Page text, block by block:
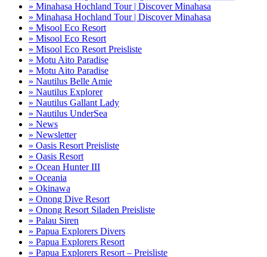
» Minahasa Hochland Tour | Discover Minahasa
» Minahasa Hochland Tour | Discover Minahasa
» Misool Eco Resort
» Misool Eco Resort
» Misool Eco Resort Preisliste
» Motu Aito Paradise
» Motu Aito Paradise
» Nautilus Belle Amie
» Nautilus Explorer
» Nautilus Gallant Lady
» Nautilus UnderSea
» News
» Newsletter
» Oasis Resort Preisliste
» Oasis Resort
» Ocean Hunter III
» Oceania
» Okinawa
» Onong Dive Resort
» Onong Resort Siladen Preisliste
» Palau Siren
» Papua Explorers Divers
» Papua Explorers Resort
» Papua Explorers Resort – Preisliste